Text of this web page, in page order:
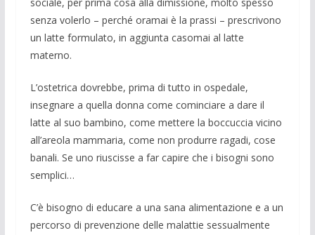
sociale, per prima cosa alla dimissione, molto spesso
senza volerlo – perché oramai è la prassi – prescrivono
un latte formulato, in aggiunta casomai al latte
materno.
L’ostetrica dovrebbe, prima di tutto in ospedale,
insegnare a quella donna come cominciare a dare il
latte al suo bambino, come mettere la boccuccia vicino
all’areola mammaria, come non produrre ragadi, cose
banali. Se uno riuscisse a far capire che i bisogni sono
semplici…
C’è bisogno di educare a una sana ali­mentazione e a un
percorso di prevenzio­ne delle malattie sessualmente